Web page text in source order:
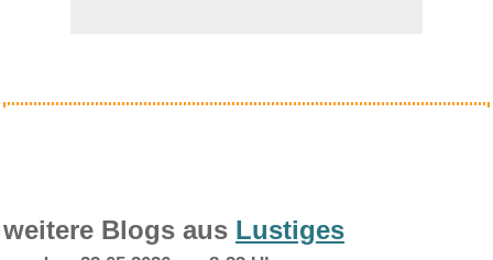
weitere Blogs aus Lustiges